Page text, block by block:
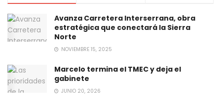
Avanza Carretera Interserrana, obra
estratégica que conectará la Sierra
Norte
NOVIEMBRE 15, 2025
Marcelo termina el TMEC y deja el
gabinete
JUNIO 20, 2026